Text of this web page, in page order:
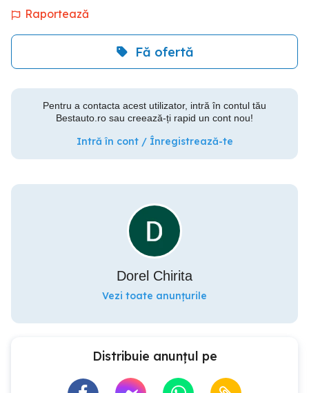
Raportează
Fă ofertă
Pentru a contacta acest utilizator, intră în contul tău
Bestauto.ro sau creează-ți rapid un cont nou!
Intră în cont / Înregistrează-te
Dorel Chirita
Vezi toate anunțurile
Distribuie anunțul pe